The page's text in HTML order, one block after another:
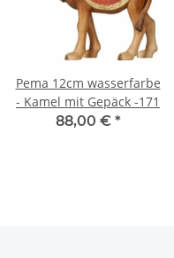
Pema 12cm wasserfarbe
- Kamel mit Gepäck -171
88,00 € *